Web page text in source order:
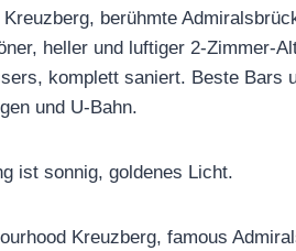
berühmte
heller und luftiger 2-Zimmer-
komplett saniert. Beste Bars
und U-Bahn.
ist sonnig, goldenes Licht.
Kreuzberg, famous